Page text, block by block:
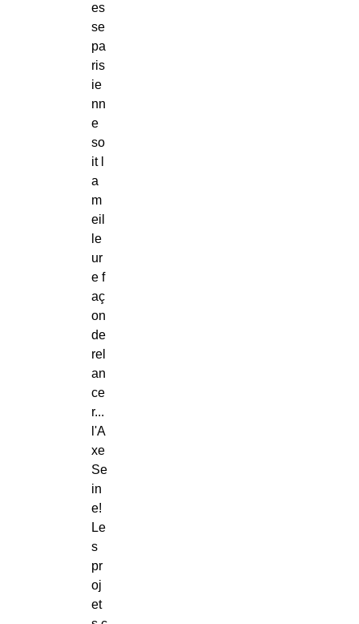
es
se
pa
ris
ie
nn
e
so
it l
a
m
eil
le
ur
e f
aç
on
de
rel
an
ce
r...
l'A
xe
Se
in
e!
Le
s
pr
oj
et